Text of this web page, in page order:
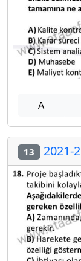
A
13 2021-